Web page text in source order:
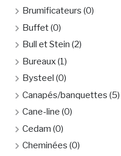
Brumificateurs (0)
Buffet(0)
Bull et Stein (2)
Bureaux(1)
Bysteel (0)
Canapés/banquettes (5)
Cane-line (0)
Cedam (0)
Cheminées (0)